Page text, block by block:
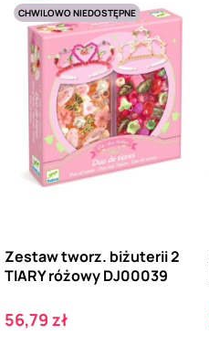
CHWILOWO NIEDOSTĘPNE
Zestaw tworz. biżuterii 2
TIARY różowy DJ00039
Cena
56,79 zł